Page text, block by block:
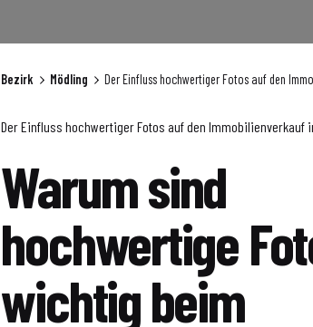
Bezirk Mödling Der Einfluss hochwertiger Fotos auf den
Der Einfluss hochwertiger Fotos auf den Immobilienverkauf
Warum sind
hochwertige
wichtig beim